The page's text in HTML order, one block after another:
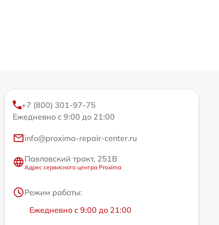
+7 (800) 301-97-75
Ежедневно с 9:00 до 21:00
info@proxima-repair-center.ru
Павловский тракт, 251В
Адрес сервисного центра Proxima
Режим работы:
Ежедневно с 9:00 до 21:00